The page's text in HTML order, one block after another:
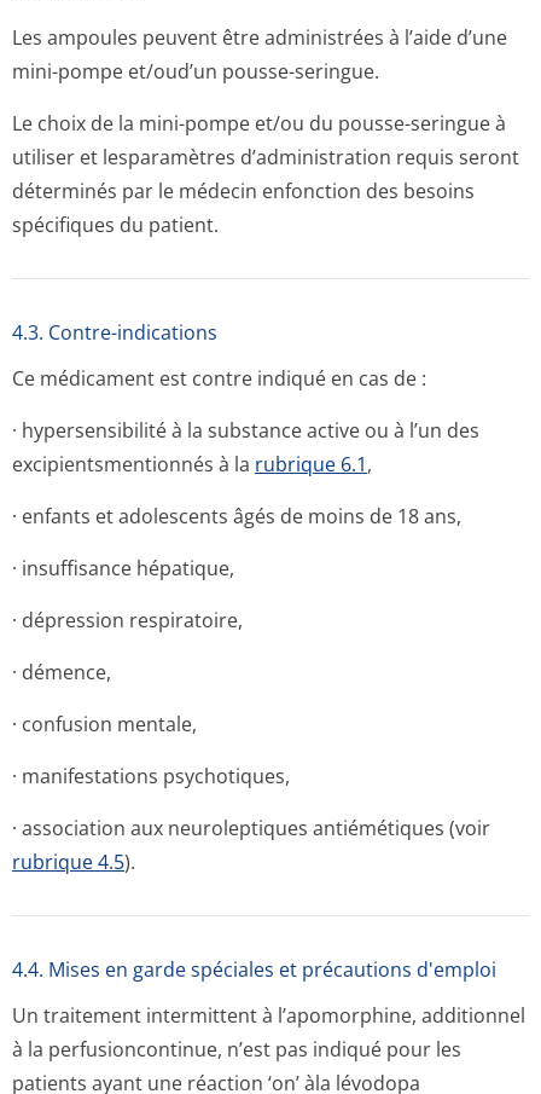
Les ampoules peuvent être administrées à l’aide d’une
mini-pompe et/oud’un pousse-seringue.
Le choix de la mini-pompe et/ou du pousse-seringue à
utiliser et lesparamètres d’administration requis seront
déterminés par le médecin enfonction des besoins
spécifiques du patient.
4.3. Contre-indications
Ce médicament est contre indiqué en cas de :
· hypersensibilité à la substance active ou à l’un des
excipientsmen­tionnés à la rubrique 6.1,
· enfants et adolescents âgés de moins de 18 ans,
· insuffisance hépatique,
· dépression respiratoire,
· démence,
· confusion mentale,
· manifestations psychotiques,
· association aux neuroleptiques antiémétiques (voir
rubrique 4.5).
4.4. Mises en garde spéciales et précautions d'emploi
Un traitement intermittent à l’apomorphine, additionnel
à la perfusioncontinue, n’est pas indiqué pour les
patients ayant une réaction ‘on’ àla lévodopa